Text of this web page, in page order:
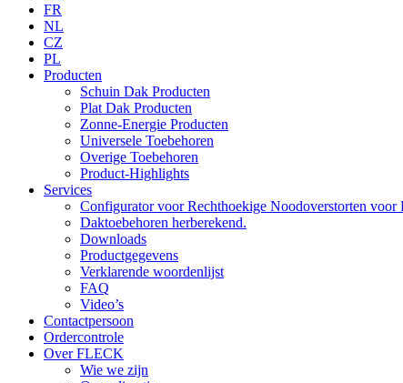
FR
NL
CZ
PL
Producten
Schuin Dak Producten
Plat Dak Producten
Zonne-Energie Producten
Universele Toebehoren
Overige Toebehoren
Product-Highlights
Services
Configurator voor Rechthoekige Noodoverstorten voor
Daktoebehoren herberekend.
Downloads
Productgegevens
Verklarende woordenlijst
FAQ
Video’s
Contactpersoon
Ordercontrole
Over FLECK
Wie we zijn